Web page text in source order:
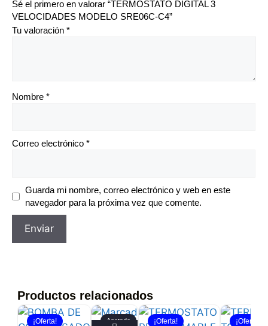
Sé el primero en valorar “TERMOSTATO DIGITAL 3
VELOCIDADES MODELO SRE06C-C4”
Tu valoración *
Nombre *
Correo electrónico *
Guarda mi nombre, correo electrónico y web en este
navegador para la próxima vez que comente.
Productos relacionados
¡Oferta! Agotado ¡Oferta! ¡Oferta!